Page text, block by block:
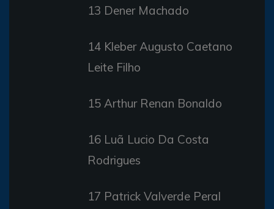
13 Dener Machado
14 Kleber Augusto Caetano
Leite Filho
15 Arthur Renan Bonaldo
16 Luã Lucio Da Costa
Rodrigues
17 Patrick Valverde Peral